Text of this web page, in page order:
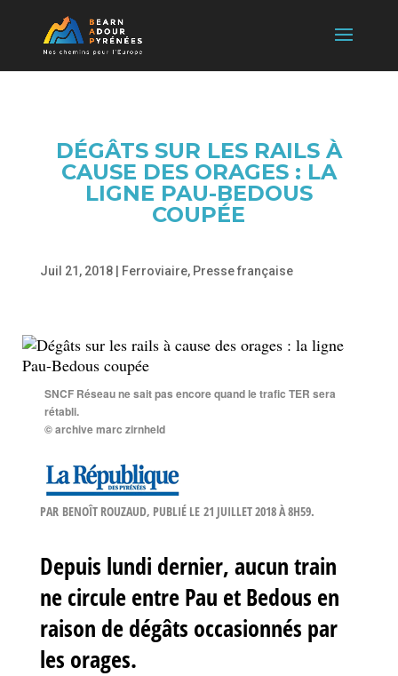
DÉGÂTS SUR LES RAILS À
CAUSE DES ORAGES : LA
LIGNE PAU-BEDOUS
COUPÉE
Juil 21, 2018| Ferroviaire, Presse française
SNCF Réseau ne sait pas encore quand le trafic TER sera
rétabli.
© archive marc zirnheld
PAR BENOÎT ROUZAUD, PUBLIÉ LE 21 JUILLET 2018 À 8H59.
Depuis lundi dernier, aucun train
ne circule entre Pau et Bedous en
raison de dégâts occasionnés par
les orages.